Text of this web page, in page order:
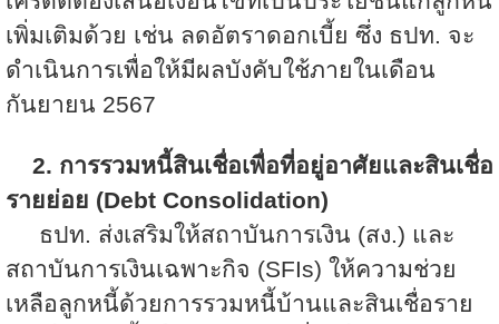
เพิ่มเติมด้วย เช่น ลดอัตราดอกเบี้ย ซึ่ง ธปท. จะ
ดำเนินการเพื่อให้มีผลบังคับใช้ภายในเดือน
กันยายน 2567
2. การรวมหนี้สินเชื่อเพื่อที่อยู่อาศัยและสินเชื่อ
รายย่อย (Debt Consolidation)
ธปท. ส่งเสริมให้สถาบันการเงิน (สง.) และ
สถาบันการเงินเฉพาะกิจ (SFIs) ให้ความช่วย
เหลือลูกหนี้ด้วยการรวมหนี้บ้านและสินเชื่อราย